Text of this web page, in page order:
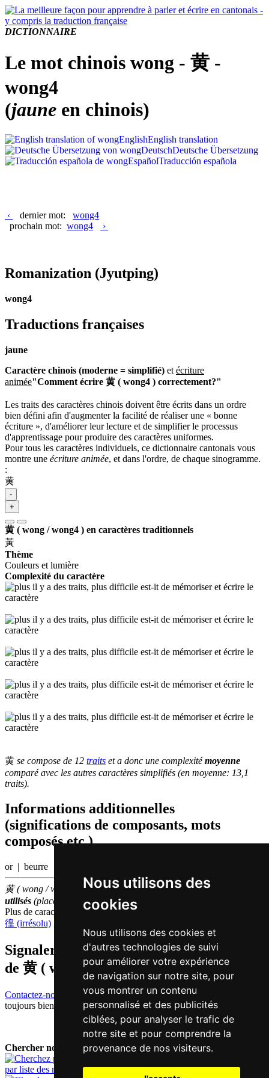
Nous utilisons des
cookies
Nous utilisons des cookies et
d'autres technologies de suivi
pour améliorer votre expérience
de navigation sur notre site, pour
vous montrer un contenu
personnalisé et des publicités
ciblées, pour analyser le trafic de
notre site et pour comprendre la
provenance de nos visiteurs.
DICTIONNAIRE
Le mot chinois wong - 黄 -
wong4
(jaune en chinois)
EnglishEnglish translation
DeutschDeutsche Übersetzung
EspañolTraducción española
‹ dernier mot: wong4
prochain mot: wong4 ›
Romanization (Jyutping)
wong4
Traductions françaises
jaune
Caractère chinois (moderne = simplifié) et écriture
animée"Comment écrire 黄 ( wong4 ) correctement?"
Les traits des caractères chinois doivent être écrits dans un ordre
bien défini afin d'augmenter la facilité de réaliser une « bonne
écriture », d'améliorer leur lecture et de simplifier le processus
d'apprentissage pour produire des caractères uniformes.
Pour tous les caractères individuels, ce dictionnaire cantonais vous
montre une écriture animée, et dans l'ordre, de chaque sinogramme.
:
黄
-
+
黄 ( wong / wong4 ) en caractères traditionnels
黃
Thème
Couleurs et lumière
Complexité du caractère
黄 se compose de 12 traits et a donc une complexitémoyenne
comparé avec les autres caractères simplifiés (en moyenne: 13,1
traits).
Informations additionnelles
(significations de composants, mots
composés etc.)
or | beurre
黄 ( wong / wong4 ) fait partie des500caractères chinois
utilisés (place parmi lescaractères individuels
Plus de caractères qui se prononcent
徨 (irrésolu)
Signaler traduction fausse ou manquante
de 黄 ( wong / wong4 )
Contactez-nous!
Votre feedback et critique constructive seront
toujours bienvenus.
Chercher nouveau mot:
par liste des mots